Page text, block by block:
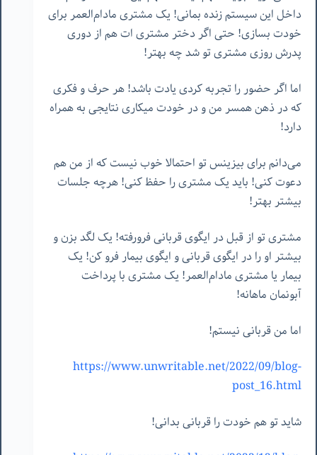
داخل این سیستم زنده بمانی! یک مشتری مادام‌العمر برای
خودت بسازی! حتی اگر دختر مشتری ات هم از دوری
پدرش روزی مشتری تو شد چه بهتر!
اما اگر حضور را تجربه کردی یادت باشد! هر حرف و فکری
که در ذهن همسر من و در خودت میکاری نتایجی به همراه
دارد!
می‌دانم برای بیزینس تو احتمالا خوب نیست که از من هم
دعوت کنی! باید یک مشتری را حفظ کنی! هرچه جلسات
بیشتر بهتر!
مشتری تو از قبل در ایگوی قربانی فرورفته! یک لگد بزن و
بیشتر او را در ایگوی قربانی و ایگوی بیمار فرو کن! یک
بیمار یا مشتری مادام‌العمر! یک مشتری با پرداخت
آبونمان ماهانه!
اما من قربانی نیستم!
https://www.unwritable.net/2022/09/blog-
post_16.html
شاید تو هم خودت را قربانی بدانی!